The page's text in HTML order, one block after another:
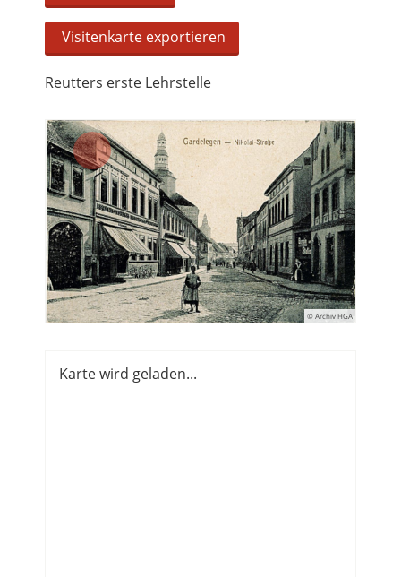
Visitenkarte exportieren
Reutters erste Lehrstelle
© Archiv HGA
Karte wird geladen...